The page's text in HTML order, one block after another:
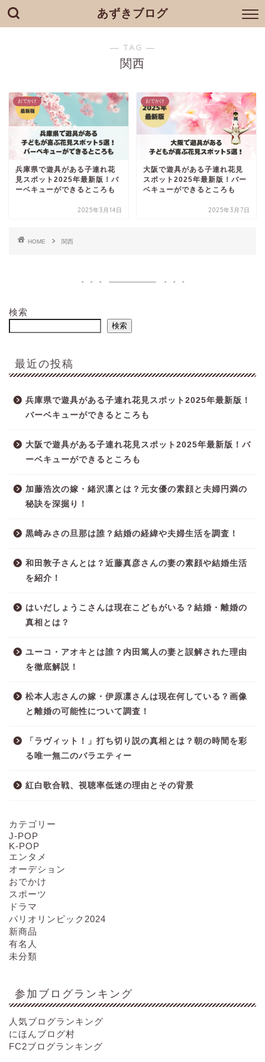
あずきブログ
― TAG ―
関西
おでかけ
兵庫県で遊具がある子連れ花
見スポット2025年最新版！バ
ーベキューができるところも
2025年3月14日
おでかけ
大阪で遊具がある子連れ花見
スポット2025年最新版！バー
ベキューができるところも
2025年3月7日
HOME 関西
検索
検索
最近の投稿
兵庫県で遊具がある子連れ花見スポット2025年最新版！
バーベキューができるところも
大阪で遊具がある子連れ花見スポット2025年最新版！バ
ーベキューができるところも
加藤浩次の嫁・緒沢凛とは？元女優の素顔と夫婦円満の
秘訣を深掘り！
黒崎みさの旦那は誰？結婚の経緯や夫婦生活を調査！
和田敦子さんとは？近藤真彦さんの妻の素顔や結婚生活
を紹介！
はいだしょうこさんは現在こどもがいる？結婚・離婚の
真相とは？
ユーコ・アオキとは誰？内田篤人の妻と誤解された理由
を徹底解説！
松本人志さんの嫁・伊原凛さんは現在何している？画像
と離婚の可能性について調査！
「ラヴィット！」打ち切り説の真相とは？朝の時間を彩
る唯一無二のバラエティー
紅白歌合戦、視聴率低迷の理由とその背景
カテゴリー
J-POP
K-POP
エンタメ
オーデション
おでかけ
スポーツ
ドラマ
パリオリンピック2024
新商品
有名人
未分類
参加ブログランキング
人気ブログランキング
にほんブログ村
FC2ブログランキング